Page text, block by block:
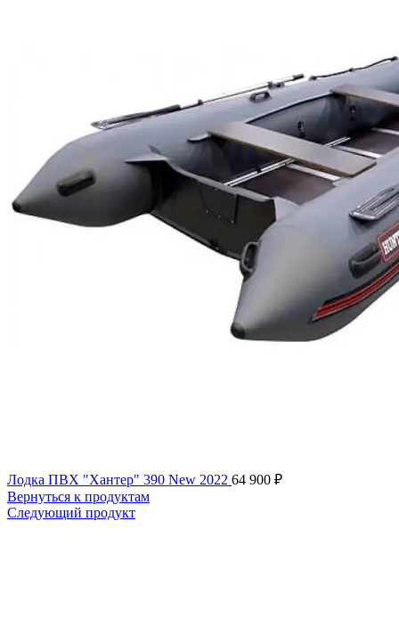
Лодка ПВХ "Хантер" 390 New 2022 64 900 ₽
Вернуться к продуктам
Следующий продукт